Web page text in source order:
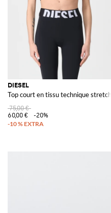
DIESEL
Top court en tissu technique stretch
75,00 €
60,00 €
-20%